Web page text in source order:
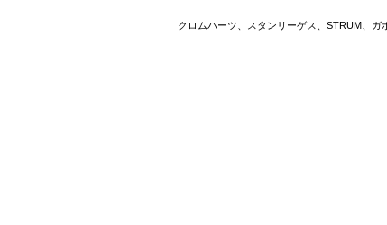
クロムハーツ、スタンリーゲス、STRUM、